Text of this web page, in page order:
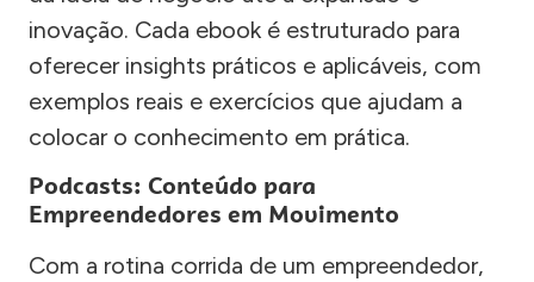
inovação. Cada ebook é estruturado para
oferecer insights práticos e aplicáveis, com
exemplos reais e exercícios que ajudam a
colocar o conhecimento em prática.
Podcasts: Conteúdo para
Empreendedores em Movimento
Com a rotina corrida de um empreendedor,